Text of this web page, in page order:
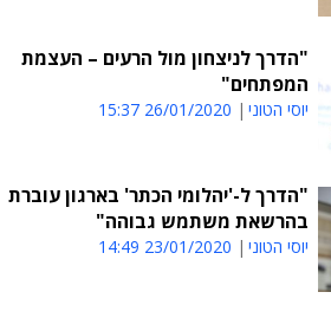
"הדרך לניצחון מול הרעים – העצמת
המפתחים"
יוסי הטוני 26/01/2020 15:37
"הדרך ל-'יהלומי הכתר' בארגון עוברת
בהרשאת משתמש גבוהה"
יוסי הטוני 23/01/2020 14:49